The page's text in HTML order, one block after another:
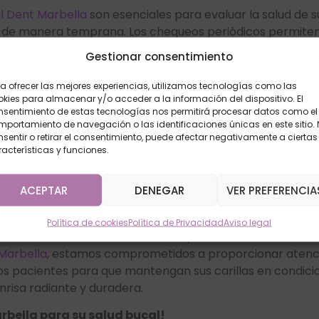
Gestionar consentimiento
ofrecer las mejores experiencias, utilizamos tecnologías como las
para almacenar y/o acceder a la información del dispositivo. El
de estas tecnologías nos permitirá procesar datos como el
de navegación o las identificaciones únicas en este sitio.
o retirar el consentimiento, puede afectar negativamente a ciertas
y funciones.
ACEPTAR DENEGAR VER
Política de cookiesPolítica de PrivacidadAviso legal
Dent Marbella son esenciales para evaluar la salud de
manera temprana. Los chequeos periódicos
conviertan en problemas mayores, asegurando la
el Deporte:
considere el uso de protectores bucales
lesiones. Un protector bucal bien ajustado puede
Uñas o Masticar Lápices:
o masticar objetos duros puede dañar las carillas
para preservar la integridad de sus
las carillas dentales es crucial para disfrutar de una
, estamos comprometidos a proporcionar
pacientes para que mantengan sus carillas en
radiante y duradera.
para su salud bucal!